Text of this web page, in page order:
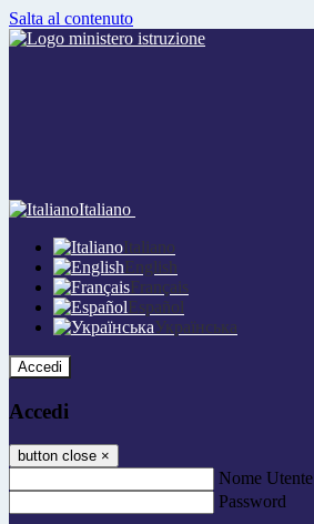
Salta al contenuto
Italiano
Italiano
English
Français
Español
Українська
Accedi
Accedi
button close ×
Nome Utente
Password